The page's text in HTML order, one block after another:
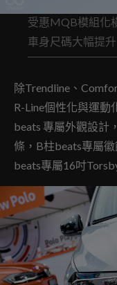
受惠MQB模組化
車身尺碼大幅提升
除Trendline、
R-Line個性化與運動
beats 專屬外觀設計
條，B柱beats專屬
beats專屬16吋